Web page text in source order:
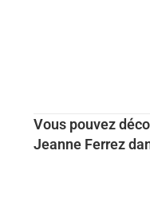
Vous pouvez
Jeanne Ferrez